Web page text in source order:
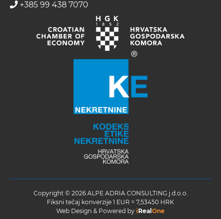
+385 99 438 7070
Copyright © 2026 ALPE ADRIA CONSULTING j.d.o.o.
Fiksni tečaj konverzije 1 EUR = 7,53450 HRK
Web Design & Powered by iReal One